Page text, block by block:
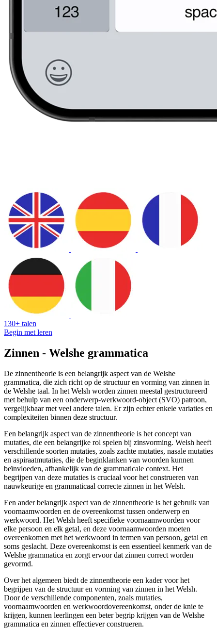
130+ talen
Begin met leren
Zinnen - Welshe grammatica
De zinnentheorie is een belangrijk aspect van de Welshe
grammatica, die zich richt op de structuur en vorming van zinnen in
de Welshe taal. In het Welsh worden zinnen meestal gestructureerd
met behulp van een onderwerp-werkwoord-object (SVO) patroon,
vergelijkbaar met veel andere talen. Er zijn echter enkele variaties en
complexiteiten binnen deze structuur.
Een belangrijk aspect van de zinnentheorie is het concept van
mutaties, die een belangrijke rol spelen bij zinsvorming. Welsh heeft
verschillende soorten mutaties, zoals zachte mutaties, nasale mutaties
en aspiraatmutaties, die de beginklanken van woorden kunnen
beïnvloeden, afhankelijk van de grammaticale context. Het
begrijpen van deze mutaties is cruciaal voor het construeren van
nauwkeurige en grammaticaal correcte zinnen in het Welsh.
Een ander belangrijk aspect van de zinnentheorie is het gebruik van
voornaamwoorden en de overeenkomst tussen onderwerp en
werkwoord. Het Welsh heeft specifieke voornaamwoorden voor
elke persoon en elk getal, en deze voornaamwoorden moeten
overeenkomen met het werkwoord in termen van persoon, getal en
soms geslacht. Deze overeenkomst is een essentieel kenmerk van de
Welshe grammatica en zorgt ervoor dat zinnen correct worden
gevormd.
Over het algemeen biedt de zinnentheorie een kader voor het
begrijpen van de structuur en vorming van zinnen in het Welsh.
Door de verschillende componenten, zoals mutaties,
voornaamwoorden en werkwoordovereenkomst, onder de knie te
krijgen, kunnen leerlingen een beter begrip krijgen van de Welshe
grammatica en zinnen effectiever construeren.